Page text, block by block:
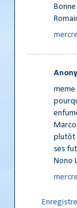
Bonne
plutôt
ses
Nono